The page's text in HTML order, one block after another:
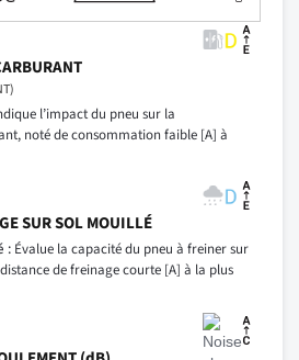
l’impact du pneu sur la
noté de consommation faible [A] à
SUR SOL MOUILLÉ
: Évalue la capacité du pneu à freiner sur
de freinage courte [A] à la plus